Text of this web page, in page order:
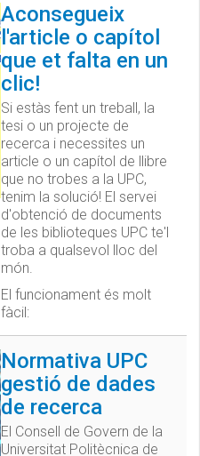
Aconsegueix
l'article o capítol
que et falta en un
clic!
Si estàs fent un treball, la
tesi o un projecte de
recerca i necessites un
article o un capítol de llibre
que no trobes a la UPC,
tenim la solució! El servei
d'obtenció de documents
de les biblioteques UPC te'l
troba a qualsevol lloc del
món.
El funcionament és molt
fàcil:
Normativa UPC
gestió de dades
de recerca
El Consell de Govern de la
Universitat Politècnica de